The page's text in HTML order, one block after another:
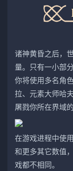
诸神黄昏之后，
量。只有一小部
你将使用多名角
拉、元素大师哈
屠戮你所在界域
在游戏进程中使
和更多其它数值
戏都不相同。